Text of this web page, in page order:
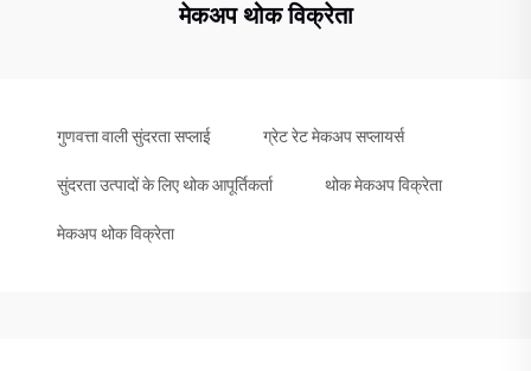
मेकअप थोक विक्रेता
गुणवत्ता वाली सुंदरता सप्लाई ग्रेट रेट मेकअप सप्लायर्स
सुंदरता उत्पादों के लिए थोक आपूर्तिकर्ता थोक मेकअप विक्रेता
मेकअप थोक विक्रेता